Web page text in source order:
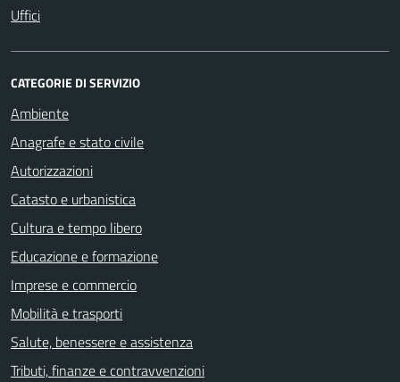
Uffici
CATEGORIE DI SERVIZIO
Ambiente
Anagrafe e stato civile
Autorizzazioni
Catasto e urbanistica
Cultura e tempo libero
Educazione e formazione
Imprese e commercio
Mobilità e trasporti
Salute, benessere e assistenza
Tributi, finanze e contravvenzioni